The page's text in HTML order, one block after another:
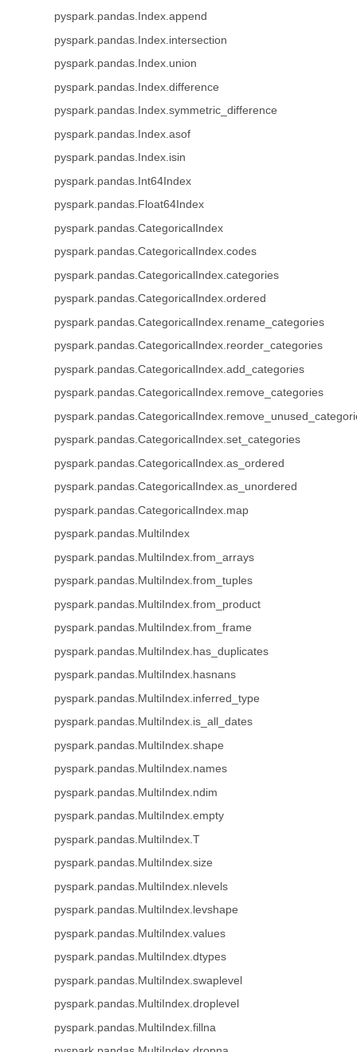
pyspark.pandas.Index.append
pyspark.pandas.Index.intersection
pyspark.pandas.Index.union
pyspark.pandas.Index.difference
pyspark.pandas.Index.symmetric_difference
pyspark.pandas.Index.asof
pyspark.pandas.Index.isin
pyspark.pandas.Int64Index
pyspark.pandas.Float64Index
pyspark.pandas.CategoricalIndex
pyspark.pandas.CategoricalIndex.codes
pyspark.pandas.CategoricalIndex.categories
pyspark.pandas.CategoricalIndex.ordered
pyspark.pandas.CategoricalIndex.rename_categories
pyspark.pandas.CategoricalIndex.reorder_categories
pyspark.pandas.CategoricalIndex.add_categories
pyspark.pandas.CategoricalIndex.remove_categories
pyspark.pandas.CategoricalIndex.set_categories
pyspark.pandas.CategoricalIndex.as_ordered
pyspark.pandas.CategoricalIndex.as_unordered
pyspark.pandas.CategoricalIndex.map
pyspark.pandas.MultiIndex
pyspark.pandas.MultiIndex.from_arrays
pyspark.pandas.MultiIndex.from_tuples
pyspark.pandas.MultiIndex.from_product
pyspark.pandas.MultiIndex.from_frame
pyspark.pandas.MultiIndex.has_duplicates
pyspark.pandas.MultiIndex.hasnans
pyspark.pandas.MultiIndex.inferred_type
pyspark.pandas.MultiIndex.is_all_dates
pyspark.pandas.MultiIndex.shape
pyspark.pandas.MultiIndex.names
pyspark.pandas.MultiIndex.ndim
pyspark.pandas.MultiIndex.empty
pyspark.pandas.MultiIndex.T
pyspark.pandas.MultiIndex.size
pyspark.pandas.MultiIndex.nlevels
pyspark.pandas.MultiIndex.levshape
pyspark.pandas.MultiIndex.values
pyspark.pandas.MultiIndex.dtypes
pyspark.pandas.MultiIndex.swaplevel
pyspark.pandas.MultiIndex.droplevel
pyspark.pandas.MultiIndex.fillna